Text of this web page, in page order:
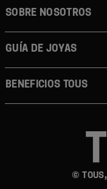
© TOUS,
SOBRE NOSOTROS
GUÍA DE JOYAS
BENEFICIOS TOUS